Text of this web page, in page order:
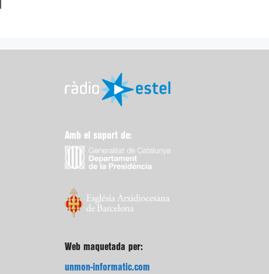
Amb el suport de:
Web maquetada per:
unmon-informatic.com